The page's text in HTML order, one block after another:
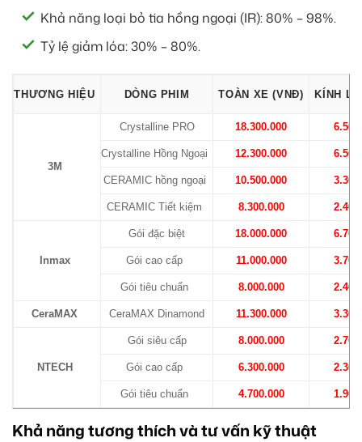
Khả năng loại bỏ tia hồng ngoại (IR): 80% – 98%.
Tỷ lệ giảm lóa: 30% – 80%.
THƯƠNG HIỆU DÒNG PHIM TOÀN XE (VNĐ) KÍNH
3M
Crystalline PRO 18.300.000
Crystalline Hồng Ngoại 12.300.000
CERAMIC hồng ngoại 10.500.000
CERAMIC Tiết kiệm 8.300.000
Inmax
Gói đặc biệt 18.000.000
Gói cao cấp 11.000.000
Gói tiêu chuẩn 8.000.000
CeraMAX CeraMAX Dinamond 11.300.000
NTECH
Gói siêu cấp 8.000.000
Gói cao cấp 6.300.000
Gói tiêu chuẩn 4.700.000
Khả năng tương thích và tư vấn kỹ thuật